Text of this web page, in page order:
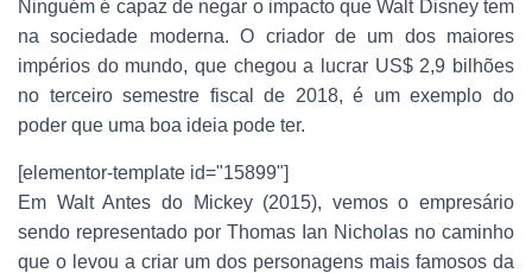
Ninguém é capaz de negar o impacto que Walt Disney tem
na sociedade moderna. O criador de um dos maiores
impérios do mundo, que chegou a lucrar US$ 2,9 bilhões
no terceiro semestre fiscal de 2018, é um exemplo do
poder que uma boa ideia pode ter.
[elementor-template id="15899"]
Em Walt Antes do Mickey (2015), vemos o empresário
sendo representado por Thomas Ian Nicholas no caminho
que o levou a criar um dos personagens mais famosos da